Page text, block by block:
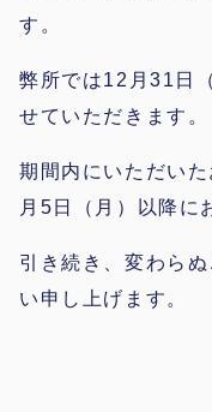
す。
弊所では12月31日
せていただきます。
期間内にいただい
月5日（月）以降に
引き続き、変わら
い申し上げます。